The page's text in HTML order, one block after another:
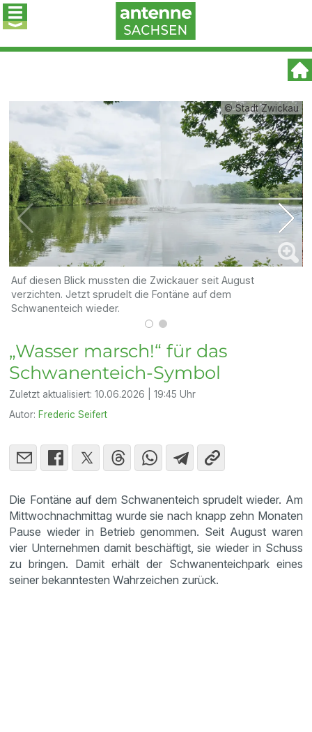
© Stadt Zwickau
Auf diesen Blick mussten die Zwickauer seit August
verzichten. Jetzt sprudelt die Fontäne auf dem
Schwanenteich wieder.
„Wasser marsch!“ für das
Schwanenteich-Symbol
Zuletzt aktualisiert:10.06.2026 | 19:45 Uhr
Autor: Frederic Seifert
Die Fontäne auf dem Schwanenteich sprudelt wieder. Am
Mittwochnachmittag wurde sie nach knapp zehn Monaten
Pause wieder in Betrieb genommen. Seit August waren
vier Unternehmen damit beschäftigt, sie wieder in Schuss
zu bringen. Damit erhält der Schwanenteichpark eines
seiner bekanntesten Wahrzeichen zurück.